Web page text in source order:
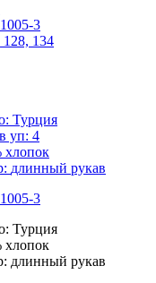
3
128, 134
Турция
уп: 4
хлопок
длинный рукав
3
Турция
хлопок
длинный рукав